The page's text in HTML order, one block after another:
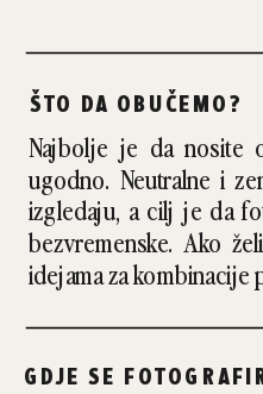
GDJE SE
Najbolje je da nosite
ugodno. Neutralne i
izgledaju, a cilj je da
bezvremenske. Ako
idejama za kombinacije
ŠTO DA OBUČEMO?